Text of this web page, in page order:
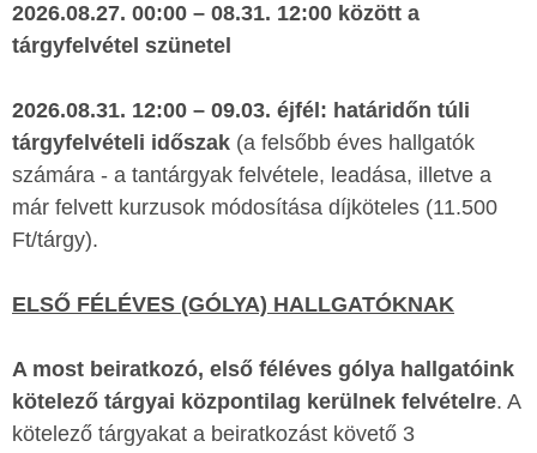
2026.08.27. 00:00 – 08.31. 12:00 között a
tárgyfelvétel szünetel
2026.08.31. 12:00 – 09.03. éjfél: határidőn túli
tárgyfelvételi időszak (a felsőbb éves hallgatók
számára - a tantárgyak felvétele, leadása, illetve a
már felvett kurzusok módosítása díjköteles (11.500
Ft/tárgy).
ELSŐ FÉLÉVES (GÓLYA) HALLGATÓKNAK
A most beiratkozó, első féléves gólya hallgatóink
kötelező tárgyai központilag kerülnek felvételre. A
kötelező tárgyakat a beiratkozást követő 3